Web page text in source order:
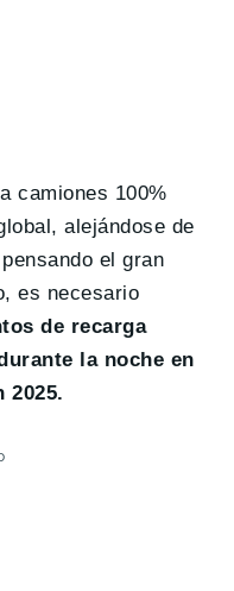
camiones 100%
alejándose de
el gran
es necesario
de recarga
la noche en
2025.